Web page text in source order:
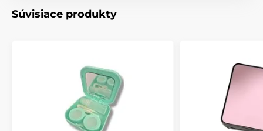
Súvisiace produkty